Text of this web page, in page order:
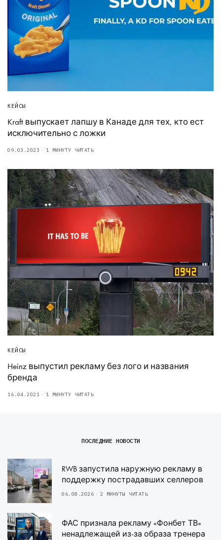
КЕЙСЫ
Kraft выпускает лапшу в Канаде для тех, кто ест
исключительно с ложки
09.03.2023 1 МИНУТУ ЧИТАТЬ
КЕЙСЫ
Heinz выпустил рекламу без лого и названия
бренда
16.04.2021 1 МИНУТУ ЧИТАТЬ
ПОСЛЕДНИЕ НОВОСТИ
RWB запустила наружную рекламу в
поддержку пострадавших селлеров
06.08.2026 2 МИНУТЫ ЧИТАТЬ
ФАС признала рекламу «Фонбет ТВ»
ненадлежащей из-за образа тренера